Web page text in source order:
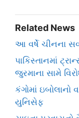
Related News
આ વર્ષે ચીનના
પાકિસ્તાનમાં
જુરમાના સામે
કંગોમાં ઇબોલાનો
યુનિસેફ